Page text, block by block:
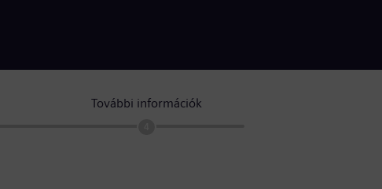
További információk